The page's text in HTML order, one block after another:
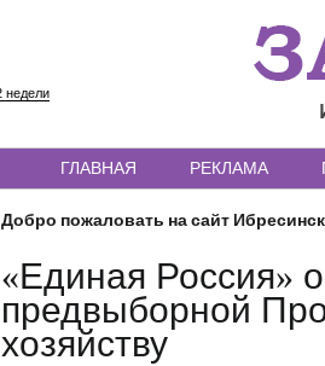
недели
ГЛАВНАЯ РЕКЛАМА
Добро пожаловать на сайт
«Единая Россия»
предвыборной
хозяйству